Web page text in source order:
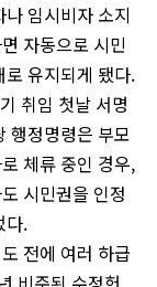
임시비자 소지
자동으로 시민
유지되게 됐다.
취임 첫날 서명
행정명령은 부모
체류 중인 경우,
시민권을 인정
다.
전에 여러 하급